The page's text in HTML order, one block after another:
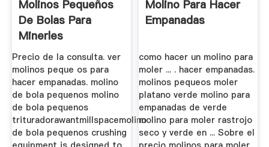
Molinos Pequeños
De Bolas Para
Minerles
Precio de la consulta. ver
molinos peque os para
hacer empanadas. molino
de bola pequenos molino
de bola pequenos
trituradorawantmillspacemolino
de bola pequenos crushing
Molino Para Hacer
Empanadas
como hacer un molino para
moler ... . hacer empanadas.
molinos pequeos moler
platano verde molino para
empanadas de verde
molino para moler rastrojo
seco y verde en ... Sobre el